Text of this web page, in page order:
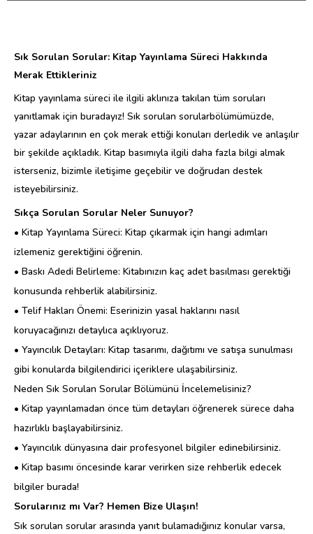
Sık Sorulan Sorular: Kitap Yayınlama Süreci Hakkında
Merak Ettikleriniz
Kitap yayınlama süreci ile ilgili aklınıza takılan tüm soruları
yanıtlamak için buradayız! Sık sorulan sorularbölümümüzde,
yazar adaylarının en çok merak ettiği konuları derledik ve anlaşılır
bir şekilde açıkladık. Kitap basımıyla ilgili daha fazla bilgi almak
isterseniz, bizimle iletişime geçebilir ve doğrudan destek
isteyebilirsiniz.
Sıkça Sorulan Sorular Neler Sunuyor?
• Kitap Yayınlama Süreci: Kitap çıkarmak için hangi adımları
izlemeniz gerektiğini öğrenin.
• Baskı Adedi Belirleme: Kitabınızın kaç adet basılması gerektiği
konusunda rehberlik alabilirsiniz.
• Telif Hakları Önemi: Eserinizin yasal haklarını nasıl
koruyacağınızı detaylıca açıklıyoruz.
• Yayıncılık Detayları: Kitap tasarımı, dağıtımı ve satışa sunulması
gibi konularda bilgilendirici içeriklere ulaşabilirsiniz.
Neden Sık Sorulan Sorular Bölümünü İncelemelisiniz?
• Kitap yayınlamadan önce tüm detayları öğrenerek sürece daha
hazırlıklı başlayabilirsiniz.
• Yayıncılık dünyasına dair profesyonel bilgiler edinebilirsiniz.
• Kitap basımı öncesinde karar verirken size rehberlik edecek
bilgiler burada!
Sorularınız mı Var? Hemen Bize Ulaşın!
Sık sorulan sorular arasında yanıt bulamadığınız konular varsa,